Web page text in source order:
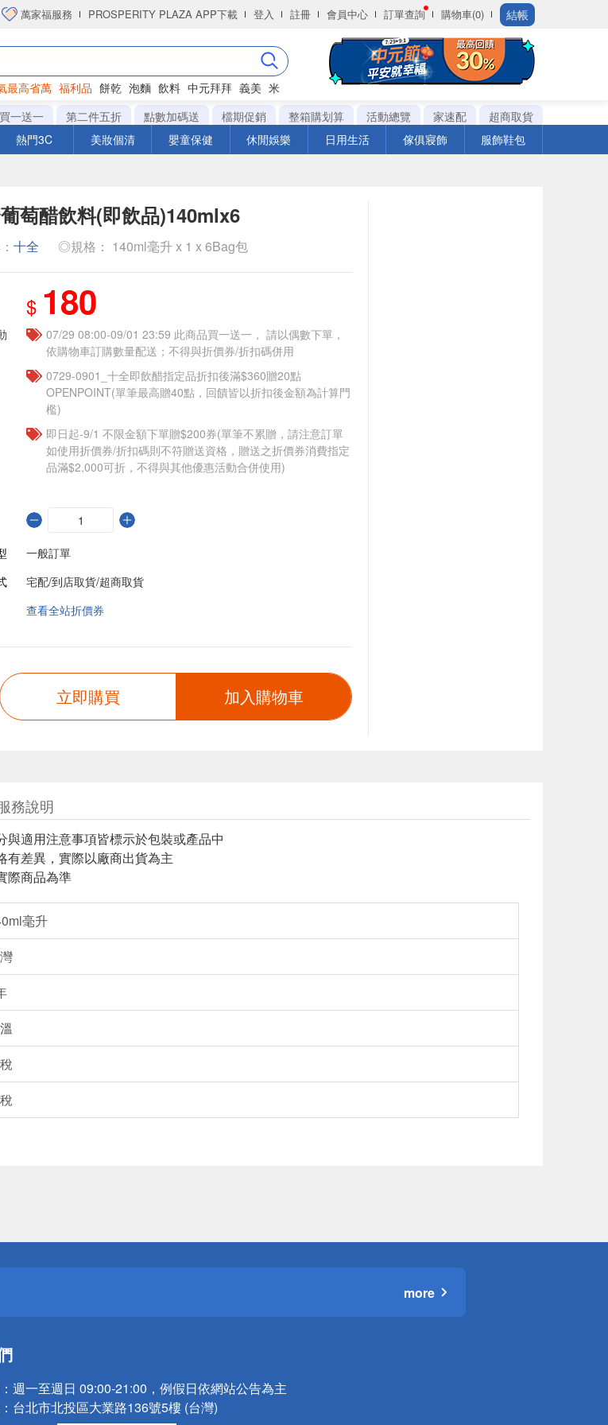
萬家福服務 PROSPERITY PLAZA APP下載 登入 註冊 會員中心 訂單查詢 購物車(0) 結帳
最高省萬 福利品 餅乾 泡麵 飲料 中元拜拜 義美 米
買一送一 第二件五折 點數加碼送 檔期促銷 整箱購划算 活動總覽 家速配
超商取貨
熱門3C 美妝個清 嬰童保健 休閒娛樂 日用生活 傢俱寢飾 服飾鞋包
萄醋飲料(即飲品)140mlx6
十全 ◎規格： 140ml毫升 x 1 x 6Bag包
$ 180
07/29 08:00-09/01 23:59 此商品買一送一， 請以偶數下單，
依購物車訂購數量配送；不得與折價券/折扣碼併用
0729-0901_十全即飲醋指定品折扣後滿$360贈20點
OPENPOINT(單筆最高贈40點，回饋皆以折扣後金額為計算門
檻)
即日起-9/1 不限金額下單贈$200券(單筆不累贈，請注意訂單
如使用折價券/折扣碼則不符贈送資格，贈送之折價券消費指定
品滿$2,000可折，不得與其他優惠活動合併使用)
一般訂單
宅配/到店取貨/超商取貨
查看全站折價券
立即購買 加入購物車
務說明
適用注意事項皆標示於包裝或產品中
有差異，實際以廠商出貨為主
際商品為準
毫升
more
週一至週日 09:00-21:00，例假日依網站公告為主
台北市北投區大業路136號5樓 (台灣)